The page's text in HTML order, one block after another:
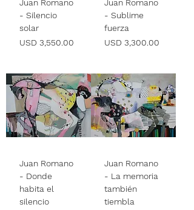
Juan Romano
- Silencio
solar
Precio
USD 3,550.00
Juan Romano
- Sublime
fuerza
Precio
USD 3,300.00
Juan Romano
- Donde
habita el
silencio
Juan Romano
- La memoria
también
tiembla